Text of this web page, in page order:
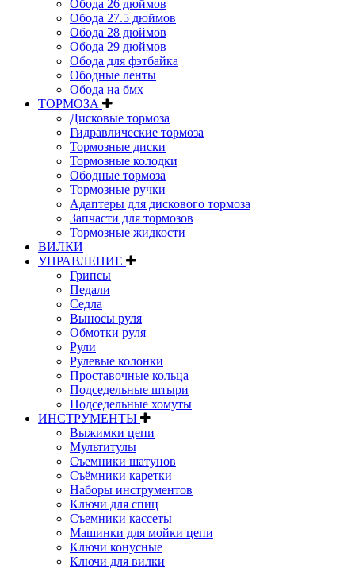
Обода 26 дюймов
Обода 27.5 дюймов
Обода 28 дюймов
Обода 29 дюймов
Обода для фэтбайка
Ободные ленты
Обода на бмх
ТОРМОЗА
Дисковые тормоза
Гидравлические тормоза
Тормозные диски
Тормозные колодки
Ободные тормоза
Тормозные ручки
Адаптеры для дискового тормоза
Запчасти для тормозов
Тормозные жидкости
ВИЛКИ
УПРАВЛЕНИЕ
Грипсы
Педали
Седла
Выносы руля
Обмотки руля
Рули
Рулевые колонки
Проставочные кольца
Подседельные штыри
Подседельные хомуты
ИНСТРУМЕНТЫ
Выжимки цепи
Мультитулы
Съемники шатунов
Съёмники каретки
Наборы инструментов
Ключи для спиц
Съемники кассеты
Машинки для мойки цепи
Ключи конусные
Ключи для вилки